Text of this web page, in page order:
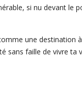
si nu devant le
une destination
sans faille de vivre ta